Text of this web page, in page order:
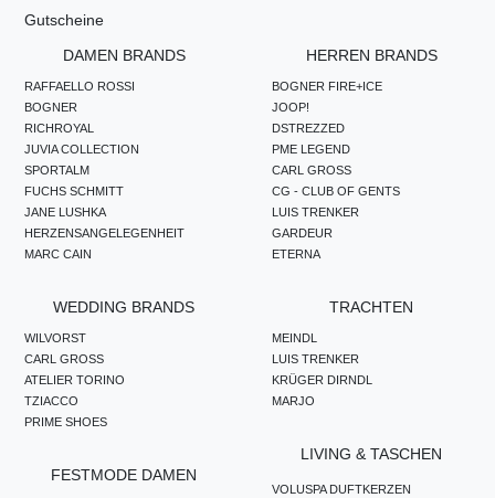
Gutscheine
DAMEN BRANDS
RAFFAELLO ROSSI
BOGNER
RICHROYAL
JUVIA COLLECTION
SPORTALM
FUCHS SCHMITT
JANE LUSHKA
HERZENSANGELEGENHEIT
MARC CAIN
HERREN BRANDS
BOGNER FIRE+ICE
JOOP!
DSTREZZED
PME LEGEND
CARL GROSS
CG - CLUB OF GENTS
LUIS TRENKER
GARDEUR
ETERNA
WEDDING BRANDS
WILVORST
CARL GROSS
ATELIER TORINO
TZIACCO
PRIME SHOES
FESTMODE DAMEN
TRACHTEN
MEINDL
LUIS TRENKER
KRÜGER DIRNDL
MARJO
LIVING & TASCHEN
VOLUSPA DUFTKERZEN